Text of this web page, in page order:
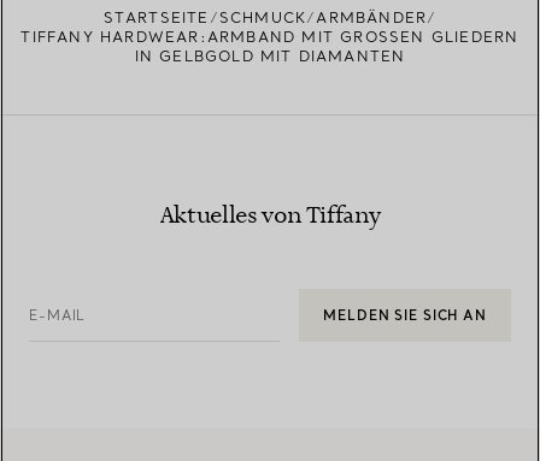
STARTSEITE SCHMUCK
ARMBÄNDER
TIFFANY HARDWEAR:ARMBAND MIT GROSSEN GLIEDERN I
N GELBGOLD MIT DIAMANTEN
Aktuelles von Tiffany
E-MAIL MELDEN SIE SICH AN